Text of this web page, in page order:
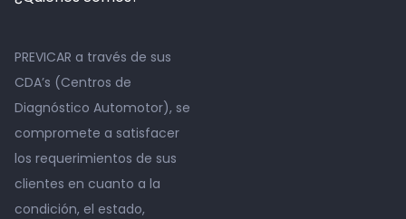
PREVICAR a través de sus
CDA’s (Centros de
Diagnóstico Automotor), se
compromete a satisfacer
los requerimientos de sus
clientes en cuanto a la
condición, el estado,